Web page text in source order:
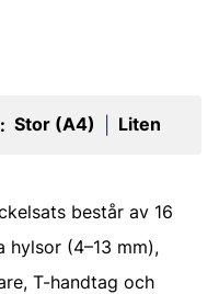
Stor (A4) Liten
består av 16
hylsor (4–13 mm),
T-handtag och